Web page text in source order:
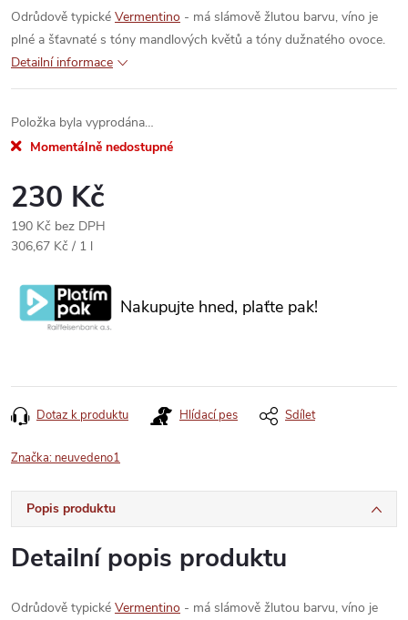
Odrůdově typické Vermentino - má slámově žlutou barvu, víno je
plné a šťavnaté s tóny mandlových květů a tóny dužnatého ovoce.
Detailní informace
Položka byla vyprodána…
Momentálně nedostupné
230 Kč
190 Kč bez DPH
Měrná
306,67 Kč / 1 l
Nakupujte hned, plaťte pak!
Dotaz k produktu Hlídací pes Sdílet
Značka: neuvedeno1
Popis produktu
Detailní popis produktu
Odrůdově typické Vermentino - má slámově žlutou barvu, víno je